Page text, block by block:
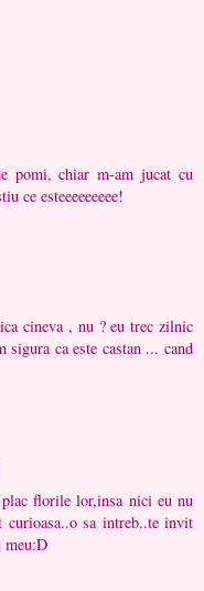
pomi, chiar m-am jucat cu
ce esteeeeeeeee!
cineva , nu ? eu trec zilnic
ca este castan ... cand
florile lor,insa nici eu nu
curioasa..o sa intreb..te invit
meu:D